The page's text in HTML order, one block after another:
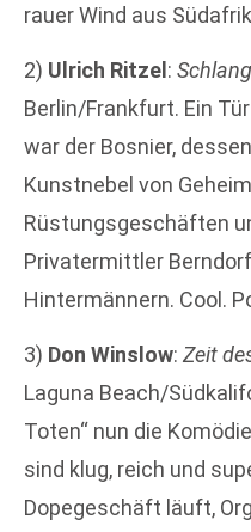
rauer Wind aus
2) Ulrich Ritzel :
Berlin/Frankfurt. Ein
war der Bosnier,
Kunstnebel von
Rüstungsgeschäften
Privatermittler
Hintermännern. Cool.
3) Don Winslow: Zeit
Laguna Beach/
Toten“ nun die
sind klug, reich und
Dopegeschäft läuft,